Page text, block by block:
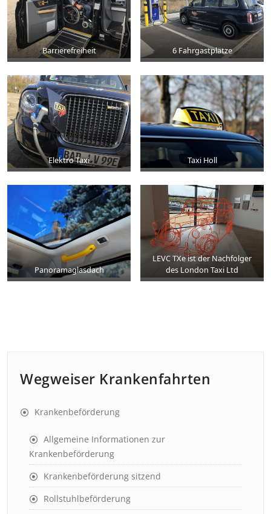
Barrierefreiheit 6 Fahrgastplätze
Elektro Taxi Taxi Holl
Panoramaglasdach
LEVC TXe ist der Nachfolger
des London Taxi Ltd
Wegweiser Krankenfahrten
Krankenbeförderung
Allgemeine Informationen zur
Krankenbeförderung
Krankenbeförderung sitzend
Rollstuhlbeförderung